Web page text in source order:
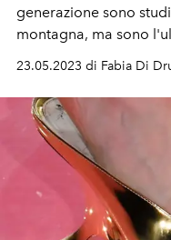
generazione sono
montagna, ma sono
23.05.2023 di Fabia Di